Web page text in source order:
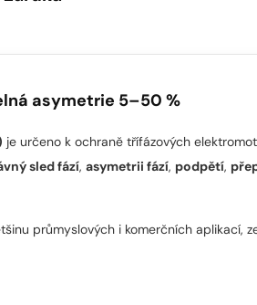
asymetrie 5–50 %
je určeno k ochraně třífázových
sled fází, asymetrii fází, podpětí,
průmyslových i komerčních aplikací,